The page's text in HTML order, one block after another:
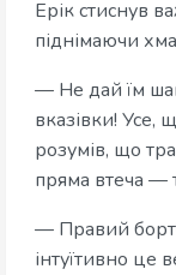
Ерік стиснув
піднімаючи
— Не дай їм
вказівки! Усе,
розумів, що
пряма втеча —
— Правий
інтуїтивно це